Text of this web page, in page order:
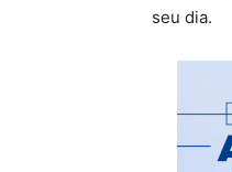
seu dia.